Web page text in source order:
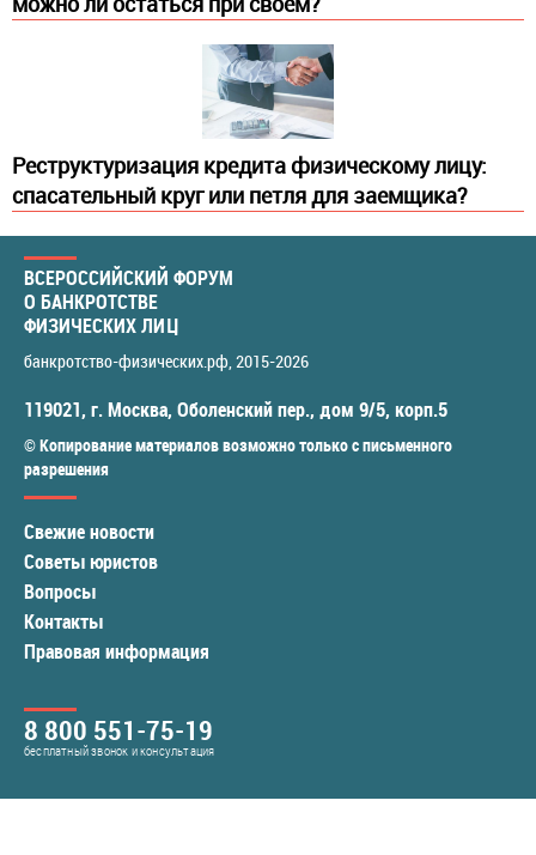
Реструктуризация кредита физическому лицу:
спасательный круг или петля для заемщика?
ВСЕРОССИЙСКИЙ ФОРУМ
О БАНКРОТСТВЕ
ФИЗИЧЕСКИХ ЛИЦ
банкротство-физических.рф , 2015-2026
119021, г. Москва, Оболенский пер., дом 9/5, корп.5
© Копирование материалов возможно только с письменного
разрешения
Свежие новости
Советы юристов
Вопросы
Контакты
Правовая информация
8 800 551-75-19
бесплатный звонок и консультация